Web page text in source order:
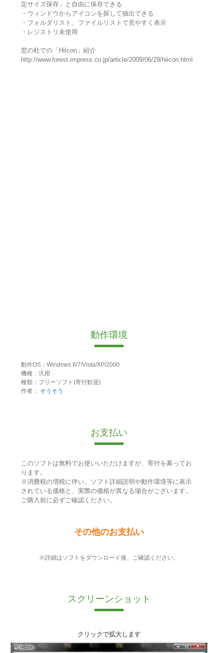
定サイズ保存」と自由に保存できる
・ウィンドウからアイコンを探して抽出できる
・フォルダリスト、ファイルリストで見やすく表示
・レジストリ未使用
窓の杜での「HiIcon」紹介
http://www.forest.impress.co.jp/article/2009/06/29/hiicon.html
動作環境
動作OS：Windows 8/7/Vista/XP/2000
機種：汎用
種類：フリーソフト(寄付歓迎)
作者：
そうそう
お支払い
このソフトは無料でお使いいただけますが、寄付を募ってお
ります。
※消費税の増税に伴い、ソフト詳細説明や動作環境等に表示
されている価格と、実際の価格が異なる場合がございます。
ご購入前に必ずご確認ください。
その他のお支払い
※詳細はソフトをダウンロード後、ご確認ください。
スクリーンショット
クリックで拡大します